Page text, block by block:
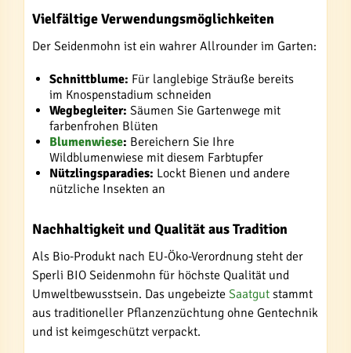
Vielfältige Verwendungsmöglichkeiten
Der Seidenmohn ist ein wahrer Allrounder im Garten:
Schnittblume: Für langlebige Sträuße bereits
im Knospenstadium schneiden
Wegbegleiter: Säumen Sie Gartenwege mit
farbenfrohen Blüten
Blumenwiese: Bereichern Sie Ihre
Wildblumenwiese mit diesem Farbtupfer
Nützlingsparadies: Lockt Bienen und andere
nützliche Insekten an
Nachhaltigkeit und Qualität aus Tradition
Als Bio-Produkt nach EU-Öko-Verordnung steht der
Sperli BIO Seidenmohn für höchste Qualität und
Umweltbewusstsein. Das ungebeizte Saatgut stammt
aus traditioneller Pflanzenzüchtung ohne Gentechnik
und ist keimgeschützt verpackt.